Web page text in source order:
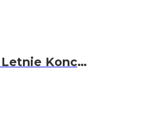
XXXIII Międzynarodowy Festiwal Letnie Koncerty Organowe – Salvatore Pronestì